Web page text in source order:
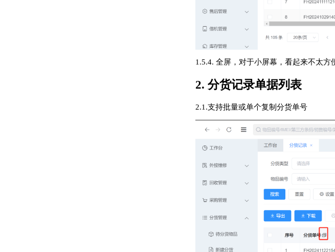
1.5.4. 全屏，对于小屏幕，看起来不太
2. 分货记录单据列表
2.1.支持批量或单个复制分货单号